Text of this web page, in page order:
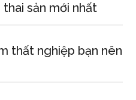
sản mới nhất
thất nghiệp bạn nên